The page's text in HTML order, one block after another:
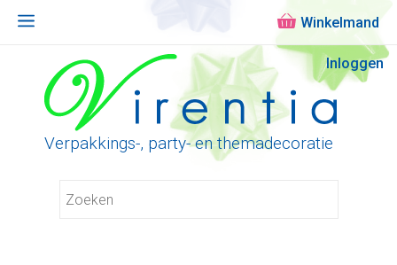
Inloggen
Verpakkings-, party- en themadecoratie
Menu